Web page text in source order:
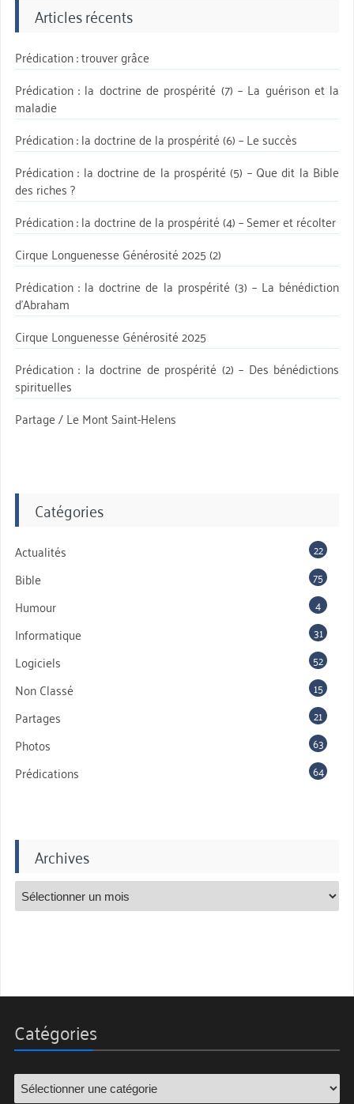
Articles récents
Prédication : trouver grâce
Prédication : la doctrine de prospérité (7) – La guérison et la
maladie
Prédication : la doctrine de la prospérité (6) – Le succès
Prédication : la doctrine de la prospérité (5) – Que dit la Bible
des riches ?
Prédication : la doctrine de la prospérité (4) – Semer et récolter
Cirque Longuenesse Générosité 2025 (2)
Prédication : la doctrine de la prospérité (3) – La bénédiction
d’Abraham
Cirque Longuenesse Générosité 2025
Prédication : la doctrine de prospérité (2) – Des bénédictions
spirituelles
Partage / Le Mont Saint-Helens
Catégories
Actualités 22
Bible 75
Humour 4
Informatique 31
Logiciels 52
Non Classé 15
Partages 21
Photos 63
Prédications 64
Archives
Catégories